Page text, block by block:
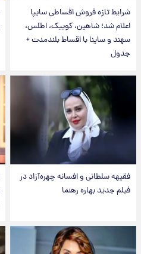
شرایط تازه فروش اقساطی سایپا
اعلام شد؛ شاهین، کوییک، اطلس،
سهند و ساینا با اقساط بلندمدت +
جدول
فقیهه سلطانی و افسانه چهره‌آزاد در
فیلم جدید بهاره رهنما